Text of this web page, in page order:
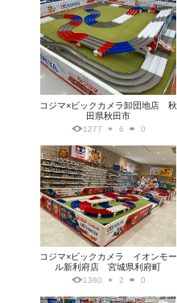
コジマ×ビックカメラ卸団地店 秋
田県秋田市
1277 6 0
コジマ×ビックカメラ イオンモー
ル新利府店 宮城県利府町
1380 2 0